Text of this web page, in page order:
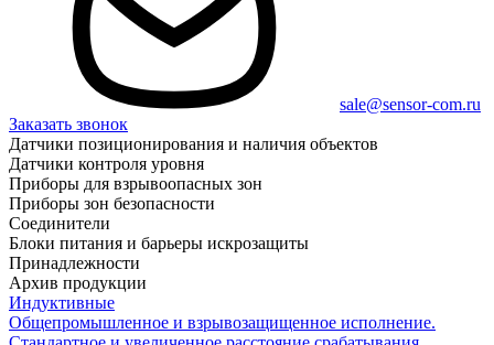
sale@sensor-com.ru
Заказать звонок
Датчики позиционирования и наличия объектов
Датчики контроля уровня
Приборы для взрывоопасных зон
Приборы зон безопасности
Соединители
Блоки питания и барьеры искрозащиты
Принадлежности
Архив продукции
Индуктивные
Общепромышленное и взрывозащищенное исполнение.